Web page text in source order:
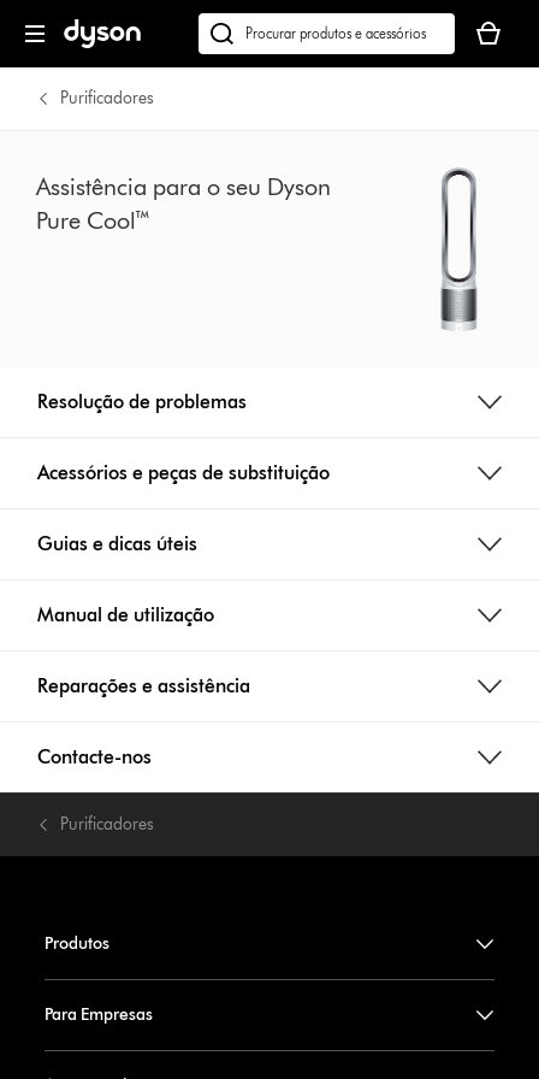
seguinte
Pesquisar
em
seu
cesto
vazio
Purificadores
Assistência para o seu Dyson
Pure Cool™
Resolução de problemas
Acessórios e peças de substituição
Guias e dicas úteis
Manual de utilização
Reparações e assistência
Contacte-nos
Purificadores
Produtos
Para Empresas